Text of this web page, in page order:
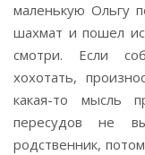
маленькую Ольгу
шахмат и пошел
смотри. Если
хохотать,
какая-то мысль
пересудов не
родственник,